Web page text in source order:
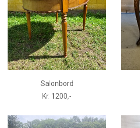
Salonbord
Kr. 1200,-